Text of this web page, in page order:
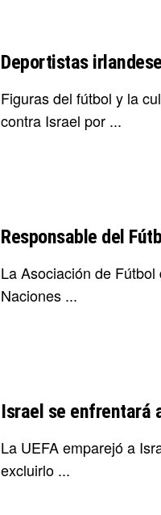
Deportistas
Figuras del fútbol y la
contra Israel por ...
Responsable del
La Asociación de
Naciones ...
Israel se enfrentará
La UEFA emparejó a
excluirlo ...